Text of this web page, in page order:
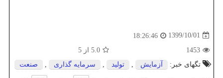
1399/10/01
18:26:46
1453
5.0 از 5
تگهای خبر:
آزمایش تولید سرمایه گذاری صنعت